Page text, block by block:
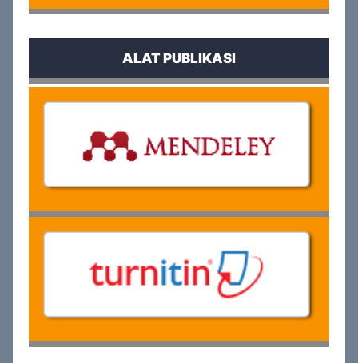
ALAT PUBLIKASI